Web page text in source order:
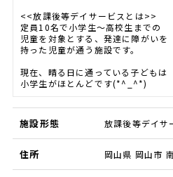
<<放課後等デイサービスとは>>
定員10名で小学生～高校生までの
児童を対象とする、発達に障がいを
持った児童が通う施設です。
現在、晴る日に通っている子どもは
小学生がほとんどです(*^_^*)
施設形態 放課後等デイサ
住所 岡山県 岡山市